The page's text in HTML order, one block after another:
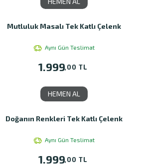
Mutluluk Masalı Tek Katlı Çelenk
Aynı Gün Teslimat
1.999,00 TL
HEMEN AL
Doğanın Renkleri Tek Katlı Çelenk
Aynı Gün Teslimat
1.999,00 TL